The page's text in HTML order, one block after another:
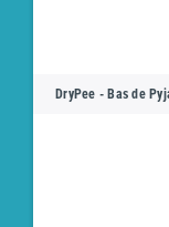
DryPee - Bas de